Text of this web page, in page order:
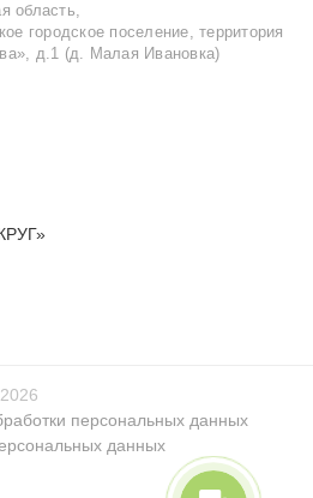
область,
городское поселение, территория
д.1 (д. Малая Ивановка)
2026
персональных данных
данных